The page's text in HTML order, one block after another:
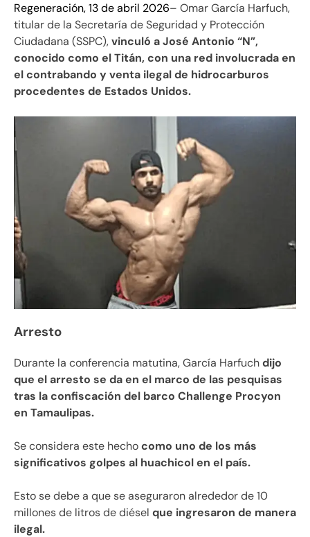
Regeneración, 13 de abril 2026– Omar García Harfuch,
titular de la Secretaría de Seguridad y Protección
Ciudadana (SSPC),vinculó a José Antonio “N”,
conocido como el Titán, con una red involucrada en
el contrabando y venta ilegal de hidrocarburos
procedentes de Estados Unidos.
Arresto
Durante la conferencia matutina, García Harfuchdijo
que el arresto se da en el marco de las pesquisas
tras la confiscación del barco Challenge Procyon
en Tamaulipas.
Se considera este hechocomo uno de los más
significativos golpes al huachicol en el país.
Esto se debe a que se aseguraron alrededor de 10
millones de litros de diésel que ingresaron de manera
ilegal.